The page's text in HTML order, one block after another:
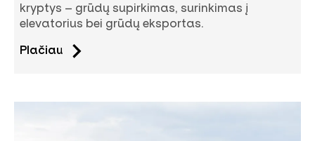
kryptys – grūdų supirkimas, surinkimas į
elevatorius bei grūdų eksportas.
Plačiau